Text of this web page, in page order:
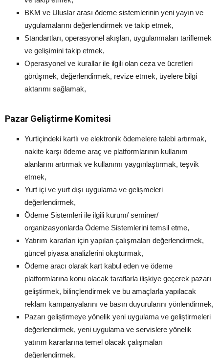
BKM ve Uluslar arası ödeme sistemlerinin yeni yayın ve
uygulamalarını değerlendirmek ve takip etmek,
Standartları, operasyonel akışları, uygulanmaları tariflemek
ve gelişimini takip etmek,
Operasyonel ve kurallar ile ilgili olan ceza ve ücretleri
görüşmek, değerlendirmek, revize etmek, üyelere bilgi
aktarımı sağlamak,
Pazar Geliştirme Komitesi
Yurtiçindeki kartlı ve elektronik ödemelere talebi artırmak,
nakite karşı ödeme araç ve platformlarının kullanım
alanlarını artırmak ve kullanımı yaygınlaştırmak, teşvik
etmek,
Yurt içi ve yurt dışı uygulama ve gelişmeleri
değerlendirmek,
Ödeme Sistemleri ile ilgili kurum/ seminer/
organizasyonlarda Ödeme Sistemlerini temsil etme,
Yatırım kararları için yapılan çalışmaları değerlendirmek,
güncel piyasa analizlerini oluşturmak,
Ödeme aracı olarak kart kabul eden ve ödeme
platformlarına konu olacak taraflarla ilişkiye geçerek pazarı
geliştirmek, bilinçlendirmek ve bu amaçlarla yapılacak
reklam kampanyalarını ve basın duyurularını yönlendirmek,
Pazarı geliştirmeye yönelik yeni uygulama ve geliştirmeleri
değerlendirmek, yeni uygulama ve servislere yönelik
yatırım kararlarına temel olacak çalışmaları
değerlendirmek,